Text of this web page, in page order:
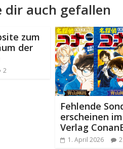
dir auch gefallen
zum
der
2
Fehlende
erscheinen
Verlag
1. April 2026 2